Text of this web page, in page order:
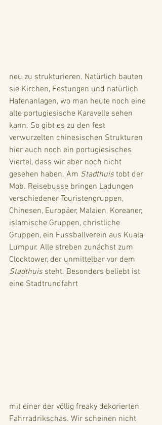
neu zu strukturieren. Natürlich bauten
sie Kirchen, Festungen und natürlich
Hafenanlagen, wo man heute noch eine
alte portugiesische Karavelle sehen
kann. So gibt es zu den fest
verwurzelten chinesischen Strukturen
hier auch noch ein portugiesisches
Viertel, dass wir aber noch nicht
gesehen haben. Am Stadthuis tobt der
Mob. Reisebusse bringen Ladungen
verschiedener Touristengruppen,
Chinesen, Europäer, Malaien, Koreaner,
islamische Gruppen, christliche
Gruppen, ein Fussballverein aus Kuala
Lumpur. Alle streben zunächst zum
Clocktower, der unmittelbar vor dem
Stadthuis steht. Besonders beliebt ist
eine Stadtrundfahrt
mit einer der völlig freaky dekorierten
Fahrradrikschas. Wir scheinen nicht